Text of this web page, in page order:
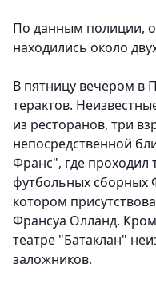
По данным полиции,
находились около
В пятницу вечером в
терактов.
из ресторанов, три
непосредственной
Франс", где проходил
футбольных сборных
котором
Франсуа Олланд.
театре "Батаклан"
заложников.